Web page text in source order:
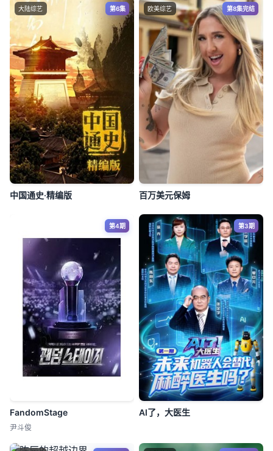
大陆综艺 第6集
中国通史·精编版
欧美综艺 第8集完结
百万美元保姆
第4期
FandomStage
尹斗俊
第3期
AI了，大医生